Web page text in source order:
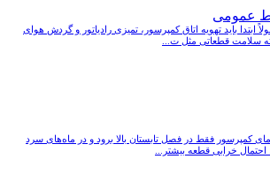
عمومی
ابتدا باید تهویه اتاق کمپرسور، تمیزی رادیاتور و گردش هوای
سلامت قطعاتی مثل ت...
کمپرسور فقط در فصل تابستان بالا برود و در ماه‌های سرد
خرابی قطعه بیشتر...